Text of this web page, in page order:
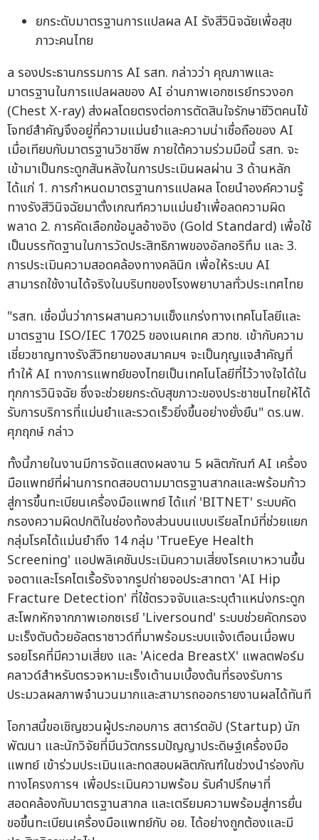
ยกระดับมาตรฐานการแปลผล AI รังสีวินิจฉัยเพื่อสุข
ภาวะคนไทย
a รองประธานกรรมการ AI รสท. กล่าวว่า คุณภาพและ
มาตรฐานในการแปลผลของ AI อ่านภาพเอกซเรย์ทรวงอก
(Chest X-ray) ส่งผลโดยตรงต่อการตัดสินใจรักษาชีวิตคนไข้
โจทย์สำคัญจึงอยู่ที่ความแม่นยำและความน่าเชื่อถือของ AI
เมื่อเทียบกับมาตรฐานวิชาชีพ ภายใต้ความร่วมมือนี้ รสท. จะ
เข้ามาเป็นกระดูกสันหลังในการประเมินผลผ่าน 3 ด้านหลัก
ได้แก่ 1. การกำหนดมาตรฐานการแปลผล โดยนำองค์ความรู้
ทางรังสีวินิจฉัยมาตั้งเกณฑ์ความแม่นยำเพื่อลดความผิด
พลาด 2. การคัดเลือกข้อมูลอ้างอิง (Gold Standard) เพื่อใช้
เป็นบรรทัดฐานในการวัดประสิทธิภาพของอัลกอริทึม และ 3.
การประเมินความสอดคล้องทางคลินิก เพื่อให้ระบบ AI
สามารถใช้งานได้จริงในบริบทของโรงพยาบาลทั่วประเทศไทย
"รสท. เชื่อมั่นว่าการผสานความแข็งแกร่งทางเทคโนโลยีและ
มาตรฐาน ISO/IEC 17025 ของเนคเทค สวทช. เข้ากับความ
เชี่ยวชาญทางรังสีวิทยาของสมาคมฯ จะเป็นกุญแจสำคัญที่
ทำให้ AI ทางการแพทย์ของไทยเป็นเทคโนโลยีที่ไว้วางใจได้ใน
ทุกการวินิจฉัย ซึ่งจะช่วยยกระดับสุขภาวะของประชาชนไทยให้ได้
รับการบริการที่แม่นยำและรวดเร็วยิ่งขึ้นอย่างยั่งยืน" ดร.นพ.
ศุภฤกษ์ กล่าว
ทั้งนี้ภายในงานมีการจัดแสดงผลงาน 5 ผลิตภัณฑ์ AI เครื่อง
มือแพทย์ที่ผ่านการทดสอบตามมาตรฐานสากลและพร้อมก้าว
สู่การขึ้นทะเบียนเครื่องมือแพทย์ ได้แก่ 'BITNET' ระบบคัด
กรองความผิดปกติในช่องท้องส่วนบนแบบเรียลไทม์ที่ช่วยแยก
กลุ่มโรคได้แม่นยำถึง 14 กลุ่ม 'TrueEye Health
Screening' แอปพลิเคชันประเมินความเสี่ยงโรคเบาหวานขึ้น
จอตาและโรคไตเรื้อรังจากรูปถ่ายจอประสาทตา 'AI Hip
Fracture Detection' ที่ใช้ตรวจจับและระบุตำแหน่งกระดูก
สะโพกหักจากภาพเอกซเรย์ 'Liversound' ระบบช่วยคัดกรอง
มะเร็งตับด้วยอัลตราซาวด์ที่มาพร้อมระบบแจ้งเตือนเมื่อพบ
รอยโรคที่มีความเสี่ยง และ 'Aiceda BreastX' แพลตฟอร์ม
คลาวด์สำหรับตรวจหามะเร็งเต้านมเบื้องต้นที่รองรับการ
ประมวลผลภาพจำนวนมากและสามารถออกรายงานผลได้ทันที
โอกาสนี้ขอเชิญชวนผู้ประกอบการ สตาร์ตอัป (Startup) นัก
พัฒนา และนักวิจัยที่มีนวัตกรรมปัญญาประดิษฐ์เครื่องมือ
แพทย์ เข้าร่วมประเมินและทดสอบผลิตภัณฑ์ในช่วงนำร่องกับ
ทางโครงการฯ เพื่อประเมินความพร้อม รับคำปรึกษาที่
สอดคล้องกับมาตรฐานสากล และเตรียมความพร้อมสู่การยื่น
ขอขึ้นทะเบียนเครื่องมือแพทย์กับ อย. ได้อย่างถูกต้องและมี